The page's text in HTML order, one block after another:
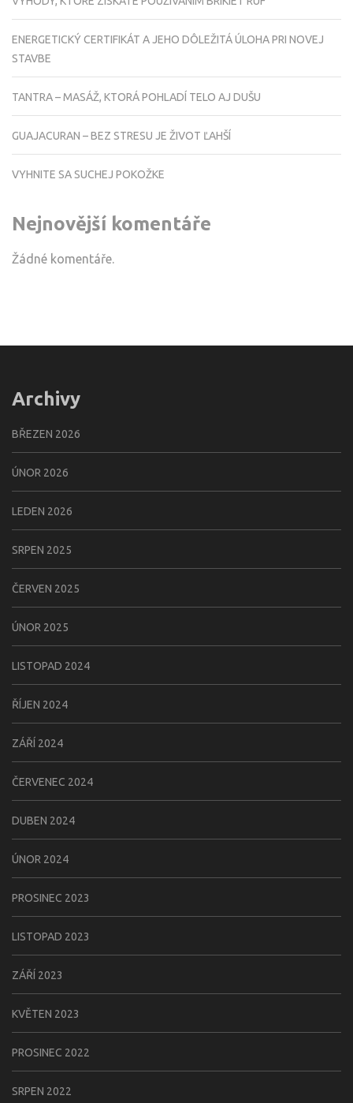
ENERGETICKÝ CERTIFIKÁT A JEHO DÔLEŽITÁ ÚLOHA PRI NOVEJ
STAVBE
TANTRA – MASÁŽ, KTORÁ POHLADÍ TELO AJ DUŠU
GUAJACURAN – BEZ STRESU JE ŽIVOT ĽAHŠÍ
VYHNITE SA SUCHEJ POKOŽKE
Nejnovější komentáře
Žádné komentáře.
Archivy
BŘEZEN 2026
ÚNOR 2026
LEDEN 2026
SRPEN 2025
ČERVEN 2025
ÚNOR 2025
LISTOPAD 2024
ŘÍJEN 2024
ZÁŘÍ 2024
ČERVENEC 2024
DUBEN 2024
ÚNOR 2024
PROSINEC 2023
LISTOPAD 2023
ZÁŘÍ 2023
KVĚTEN 2023
PROSINEC 2022
SRPEN 2022